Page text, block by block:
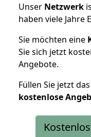
Unser Netzwerk
haben viele Jahre
Sie möchten eine
Sie sich jetzt
Angebote.
Füllen Sie jetzt
kostenlose